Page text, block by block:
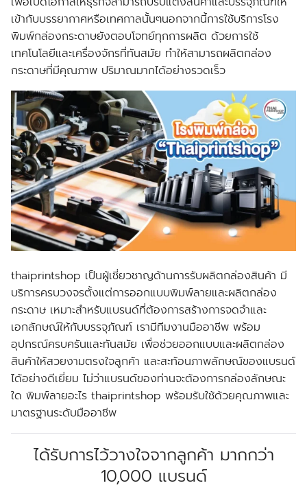
เข้ากับบรรยากาศหรือเทศกาลนั้นๆนอกจากนี้การใช้บริการโรง
พิมพ์กล่องกระดาษยังตอบโจทย์ทุกการผลิต ด้วยการใช้
เทคโนโลยีและเครื่องจักรที่ทันสมัย ทำให้สามารถผลิตกล่อง
กระดาษที่มีคุณภาพ ปริมาณมากได้อย่างรวดเร็ว
thaiprintshop เป็นผู้เชี่ยวชาญด้านการรับผลิตกล่องสินค้า มี
บริการครบวงจรตั้งแต่การออกแบบพิมพ์ลายและผลิตกล่อง
กระดาษ เหมาะสําหรับแบรนด์ที่ต้องการสร้างการจดจําและ
เอกลักษณ์ให้กับบรรจุภัณฑ์ เรามีทีมงานมืออาชีพ พร้อม
อุปกรณ์ครบครันและทันสมัย เพื่อช่วยออกแบบและผลิตกล่อง
สินค้าให้สวยงามตรงใจลูกค้า และสะท้อนภาพลักษณ์ของแบรนด์
ได้อย่างดีเยี่ยม ไม่ว่าแบรนด์ของท่านจะต้องการกล่องลักษณะ
ใด พิมพ์ลายอะไร thaiprintshop พร้อมรับใช้ด้วยคุณภาพและ
มาตรฐานระดับมืออาชีพ
ได้รับการไว้วางใจจากลูกค้า มากกว่า
10,000 แบรนด์